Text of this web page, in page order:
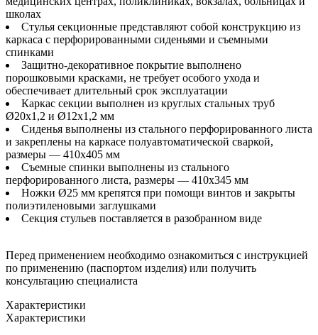
школах
Стулья секционные представляют собой конструкцию из
каркаса с перфорированными сиденьями и съемными
спинками
Защитно-декоративное покрытие выполнено
порошковыми красками, не требует особого ухода и
обеспечивает длительный срок эксплуатации
Каркас секции выполнен из круглых стальных труб
Ø20x1,2 и Ø12x1,2 мм
Сиденья выполнены из стального перфорированного листа
и закреплены на каркасе полуавтоматической сваркой,
размеры — 410x405 мм
Съемные спинки выполнены из стального
перфорированного листа, размеры — 410x345 мм
Ножки Ø25 мм крепятся при помощи винтов и закрыты
полиэтиленовыми заглушками
Секция стульев поставляется в разобранном виде
Перед применением необходимо ознакомиться с инструкцией
по применению (паспортом изделия) или получить
консультацию специалиста
Характеристики
Характеристики